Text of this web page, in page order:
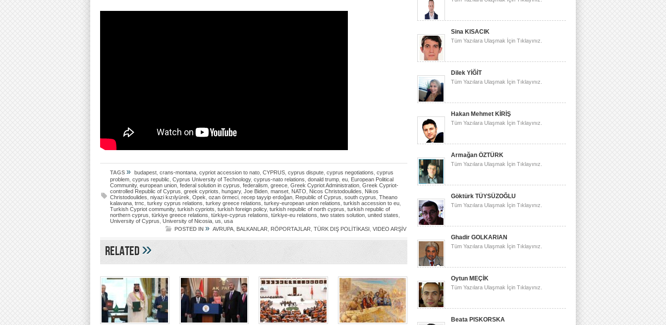
TAGS » budapest crans-montana cypriot accession to nato CYPRUS cyprus dispute cyprus negotiations cyprus
problem cyprus republic Cyprus University of Technology, cyprus-nato relations donald trump eu European Political
Community, european union federal solution in cyprus federalism greece Greek Cypriot Administration Greek Cypriot-
controlled Republic of Cyprus greek cypriots hungary, Joe Biden manset NATO Nicos Christodoulides
Nikos
Christodoulides niyazi kızılyürek Opek ozan örmeci recep tayyip erdoğan Republic of Cyprus south cyprus Theano
kalavana trnc turkey cyprus relations turkey greece relations turkey-european union relations turkish accession to eu
Turkish Cypriot community, turkish cypriots turkish foreign policy, turkish republic of north cyprus turkish republic of
northern cyprus türkiye greece relations türkiye-cyprus relations türkiye-eu relations two states solution united states
University of Cyprus University of Nicosia us usa
POSTED IN » AVRUPA BALKANLAR RÖPORTAJLAR TÜRK DIŞ POLİTİKASI VIDEO ARŞİV
Related»
Sina KISACIK
Tüm Yazılara Ulaşmak İçin Tıklayınız.
Dilek YİĞİT
Tüm Yazılara Ulaşmak İçin Tıklayınız.
Hakan Mehmet KİRİŞ
Tüm Yazılara Ulaşmak İçin Tıklayınız.
Armağan ÖZTÜRK
Tüm Yazılara Ulaşmak İçin Tıklayınız.
Göktürk TÜYSÜZOĞLU
Tüm Yazılara Ulaşmak İçin Tıklayınız.
Ghadir GOLKARIAN
Tüm Yazılara Ulaşmak İçin Tıklayınız.
Oytun MEÇİK
Tüm Yazılara Ulaşmak İçin Tıklayınız.
Beata PISKORSKA